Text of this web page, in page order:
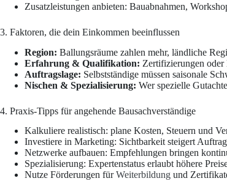
Zusatzleistungen anbieten: Bauabnahmen,
3. Faktoren, die dein Einkommen beeinflussen
Region: Ballungsräume zahlen mehr, ländliche
Erfahrung & Qualifikation: Zertifizierungen
Auftragslage: Selbstständige müssen saisonale
Nischen & Spezialisierung: Wer spezielle
4. Praxis-Tipps für angehende Bausachverständige
Kalkuliere realistisch: plane Kosten, Steuern und
Investiere in Marketing: Sichtbarkeit steigert
Netzwerke aufbauen: Empfehlungen bringen
Spezialisierung: Expertenstatus erlaubt höhere
Nutze Förderungen fürWeiterbildung und